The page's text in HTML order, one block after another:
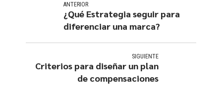
ANTERIOR
¿Qué Estrategia seguir para
diferenciar una marca?
SIGUIENTE
Criterios para diseñar un plan
de compensaciones